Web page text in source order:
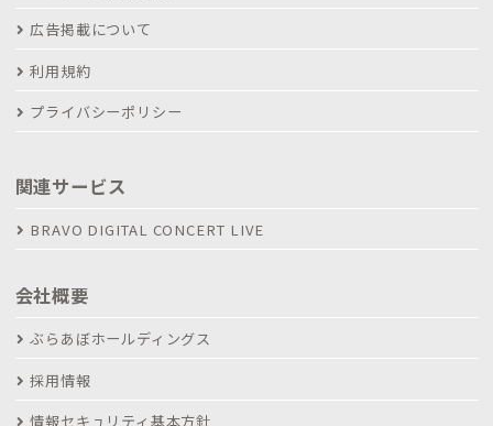
広告掲載について
利用規約
プライバシーポリシー
関連サービス
BRAVO DIGITAL CONCERT LIVE
会社概要
ぶらあぼホールディングス
採用情報
情報セキュリティ基本方針